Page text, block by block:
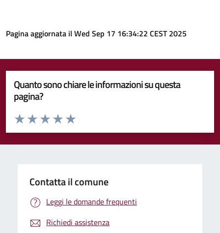
Pagina aggiornata il Wed Sep 17 16:34:22 CEST 2025
Quanto sono chiare le informazioni su questa
pagina?
Valuta da 1 a 5 stelle la pagina
Valuta 5 stelle su 5
Valuta 4 stelle su 5
Valuta 3 stelle su 5
Valuta 2 stelle su 5
Valuta 1 stelle su 5
Contatta il comune
Leggi le domande frequenti
Richiedi assistenza